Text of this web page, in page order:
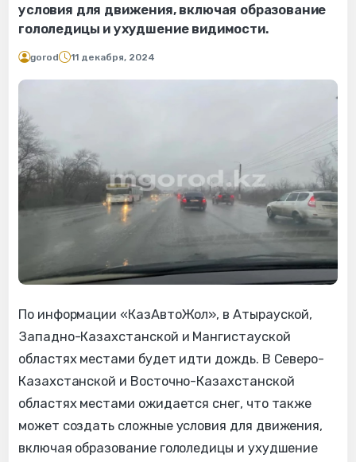
условия для движения, включая образование
гололедицы и ухудшение видимости.
gorod 11 декабря, 2024
По информации «КазАвтоЖол», в Атырауской,
Западно-Казахстанской и Мангистауской
областях местами будет идти дождь. В Северо-
Казахстанской и Восточно-Казахстанской
областях местами ожидается снег, что также
может создать сложные условия для движения,
включая образование гололедицы и ухудшение